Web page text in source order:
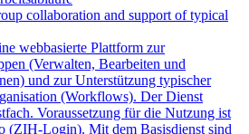
collaboration and support of typical
webbasierte Plattform zur
(Verwalten, Bearbeiten und
und zur Unterstützung typischer
(Workflows). Der Dienst
Voraussetzung für die Nutzung ist
(ZIH-Login). Mit dem Basisdienst sind